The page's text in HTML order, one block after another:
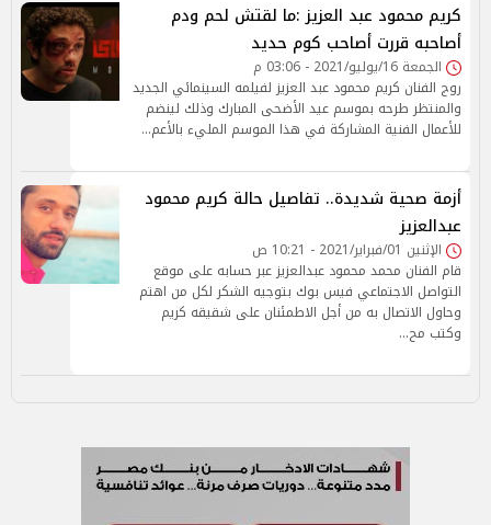
كريم محمود عبد العزيز :ما لقتش لحم ودم
أصاحبه قررت أصاحب كوم حديد
الجمعة 16/يوليو/2021 - 03:06 م
روج الفنان كريم محمود عبد العزيز لفيلمه السينمائي الجديد
والمنتظر طرحه بموسم عيد الأضحى المبارك وذلك لينضم
للأعمال الفنية المشاركة في هذا الموسم المليء بالأعم…
أزمة صحية شديدة.. تفاصيل حالة كريم محمود
عبدالعزيز
الإثنين 01/فبراير/2021 - 10:21 ص
قام الفنان محمد محمود عبدالعزيز عبر حسابه على موقع
التواصل الاجتماعي فيس بوك بتوجيه الشكر لكل من اهتم
وحاول الاتصال به من أجل الاطمئنان على شقيقه كريم
وكتب مح…